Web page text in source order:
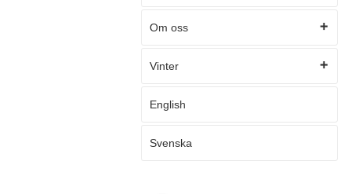
Om oss
Vinter
English
Svenska